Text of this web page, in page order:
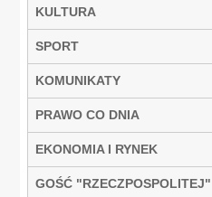
KULTURA
SPORT
KOMUNIKATY
PRAWO CO DNIA
EKONOMIA I RYNEK
GOŚĆ "RZECZPOSPOLITEJ"